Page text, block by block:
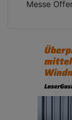
Messe